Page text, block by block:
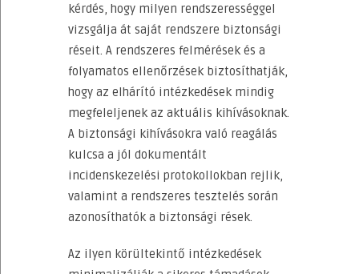
kérdés, hogy milyen rendszerességgel
vizsgálja át saját rendszere biztonsági
réseit. A rendszeres felmérések és a
folyamatos ellenőrzések biztosíthatják,
hogy az elhárító intézkedések mindig
megfeleljenek az aktuális kihívásoknak.
A biztonsági kihívásokra való reagálás
kulcsa a jól dokumentált
incidenskezelési protokollokban rejlik,
valamint a rendszeres tesztelés során
azonosíthatók a biztonsági rések.
Az ilyen körültekintő intézkedések